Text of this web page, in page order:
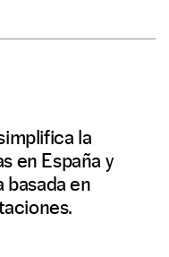
la
en España y
en